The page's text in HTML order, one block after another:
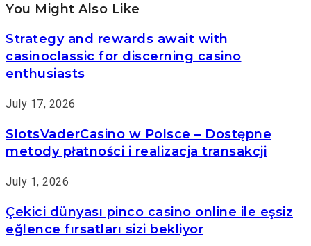
You Might Also Like
Strategy and rewards await with
casinoclassic for discerning casino
enthusiasts
July 17, 2026
SlotsVaderCasino w Polsce – Dostępne
metody płatności i realizacja transakcji
July 1, 2026
Çekici dünyası pinco casino online ile eşsiz
eğlence fırsatları sizi bekliyor